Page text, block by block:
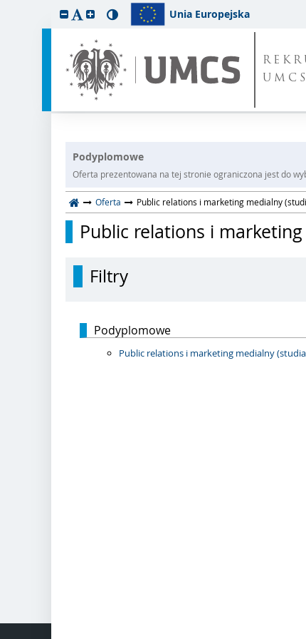
Unia Europejska
Podyplomowe
Oferta prezentowana na tej stronie ograniczona jest do
Oferta Public relations i marketing medialny
Public relations i
Filtry
Podyplomowe
Public relations i marketing medialny